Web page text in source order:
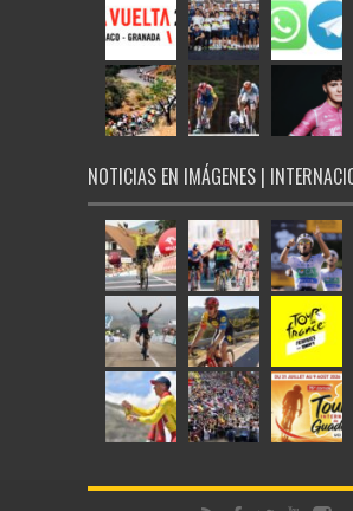
NOTICIAS EN IMÁGENES |